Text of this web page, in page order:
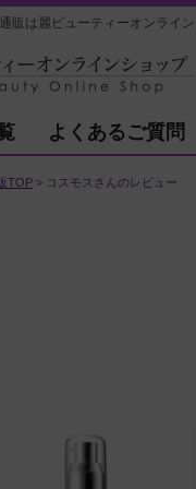
販は麗ビューティーオンライ
よくあるご質問
TOP コスモスさんのレビュー